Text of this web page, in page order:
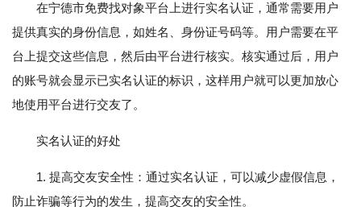
在宁德市免费找对象平台上进行实名认证，通常需要用户
提供真实的身份信息，如姓名、身份证号码等。用户需要在平
台上提交这些信息，然后由平台进行核实。核实通过后，用户
的账号就会显示已实名认证的标识，这样用户就可以更加放心
地使用平台进行交友了。
实名认证的好处
1. 提高交友安全性：通过实名认证，可以减少虚假信息，
防止诈骗等行为的发生，提高交友的安全性。